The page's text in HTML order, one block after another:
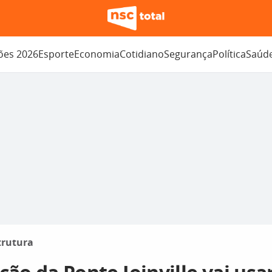
2026EsporteEconomiaCotidianoSegurançaPolítica